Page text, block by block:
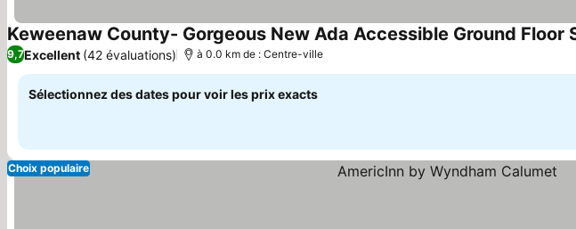
Keweenaw County- Gorgeous New Ada Accessible Ground Floor
9,7Excellent (42 évaluations) à 0.0 km de : Centre-ville
Sélectionnez des dates pour voir les prix exacts
Choix populaire